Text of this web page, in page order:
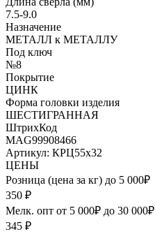
7.5-9.0
Назначение
МЕТАЛЛ к МЕТАЛЛУ
Под ключ
№8
Покрытие
ЦИНК
Форма головки изделия
ШЕСТИГРАННАЯ
ШтрихКод
MAG99908466
Артикул: КРЦ55х32
ЦЕНЫ
Розница (цена за кг) до 5 000₽
350 ₽
Мелк. опт от 5 000₽ до 30 000₽
345 ₽